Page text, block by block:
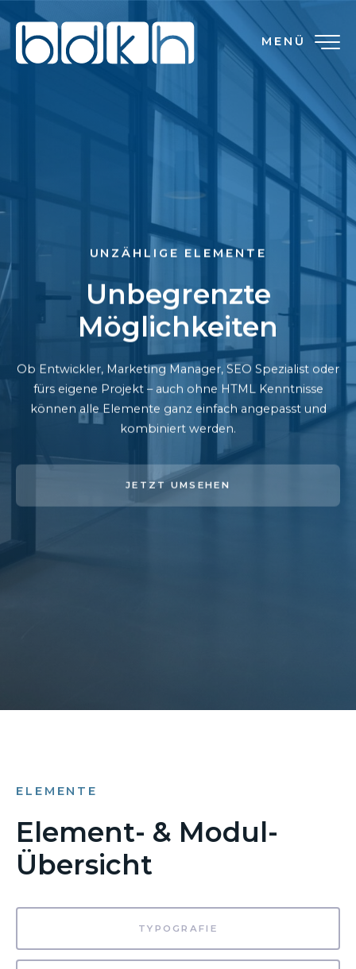
MENÜ
UNZÄHLIGE ELEMENTE
Unbegrenzte
Möglichkeiten
Ob Entwickler, Marketing Manager, SEO Spezialist oder
fürs eigene Projekt – auch ohne HTML Kenntnisse
können alle Elemente ganz einfach angepasst und
kombiniert werden.
JETZT UMSEHEN
ELEMENTE
Element- & Modul-
Übersicht
TYPOGRAFIE